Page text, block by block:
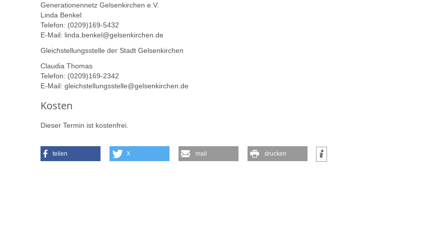
Generationennetz Gelsenkirchen e.V.
Linda Benkel
Telefon: (0209)169-5432
E-Mail: linda.benkel@gelsenkirchen.de
Gleichstellungsstelle der Stadt Gelsenkirchen
Claudia Thomas
Telefon: (0209)169-2342
E-Mail: gleichstellungsstelle@gelsenkirchen.de
Kosten
Dieser Termin ist kostenfrei.
teilen X mail drucken